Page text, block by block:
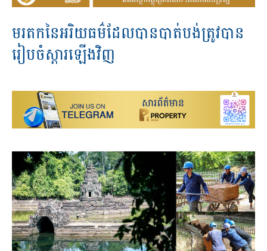
មរតក​នៃ​អរិយធម៌​ដែល​បាន​បាត់បង់​ត្រូវ​បាន​
រៀប​ចំស្តារ​ឡើង​វិញ​